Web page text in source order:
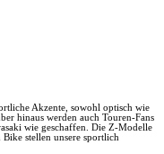
Akzente, sowohl optisch wie
hinaus werden auch Touren-Fans
wie geschaffen. Die Z-Modelle
stellen unsere sportlich